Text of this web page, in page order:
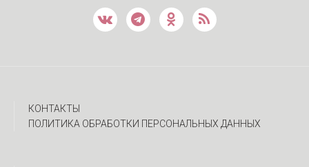
КОНТАКТЫ
ПОЛИТИКА ОБРАБОТКИ ПЕРСОНАЛЬНЫХ ДАННЫХ